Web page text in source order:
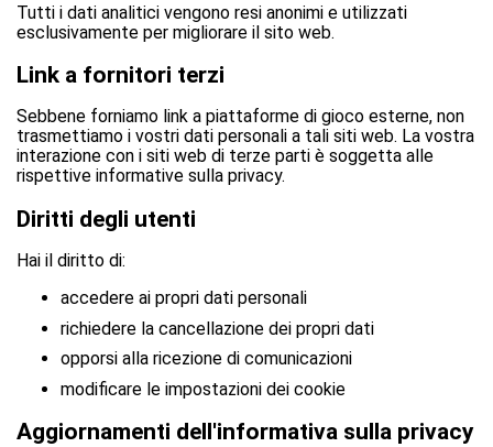
Tutti i dati analitici vengono resi anonimi e utilizzati
esclusivamente per migliorare il sito web.
Link a fornitori terzi
Sebbene forniamo link a piattaforme di gioco esterne, non
trasmettiamo i vostri dati personali a tali siti web. La vostra
interazione con i siti web di terze parti è soggetta alle
rispettive informative sulla privacy.
Diritti degli utenti
Hai il diritto di:
accedere ai propri dati personali
richiedere la cancellazione dei propri dati
opporsi alla ricezione di comunicazioni
modificare le impostazioni dei cookie
Aggiornamenti dell'informativa sulla privacy